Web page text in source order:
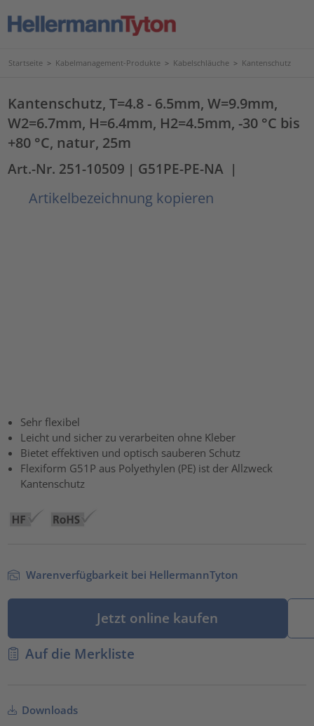
Startseite > Kabelmanagement-Produkte > Kabelschläuche > Kantenschutz
Kantenschutz, T=4.8 - 6.5mm, W=9.9mm,
W2=6.7mm, H=6.4mm, H2=4.5mm, -30 °C bis
+80 °C, natur, 25m
Art.-Nr. 251-10509 | G51PE-PE-NA |
Artikelbezeichnung kopieren
Sehr flexibel
Leicht und sicher zu verarbeiten ohne Kleber
Bietet effektiven und optisch sauberen Schutz
Flexiform G51P aus Polyethylen (PE) ist der Allzweck
Kantenschutz
Warenverfügbarkeit bei HellermannTyton
Jetzt online kaufen
Auf die Merkliste
Downloads